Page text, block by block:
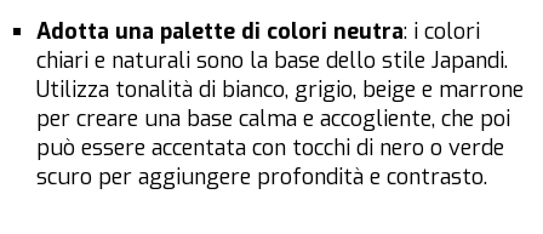
Adotta una palette di colori neutra: i colori
chiari e naturali sono la base dello stile Japandi.
Utilizza tonalità di bianco, grigio, beige e marrone
per creare una base calma e accogliente, che poi
può essere accentata con tocchi di nero o verde
scuro per aggiungere profondità e contrasto.